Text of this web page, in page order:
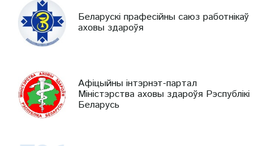
Беларускі прафесійны саюз работнікаў
аховы здароўя
Афіцыйны інтэрнэт-партал
Міністэрства аховы здароўя Рэспублікі
Беларусь